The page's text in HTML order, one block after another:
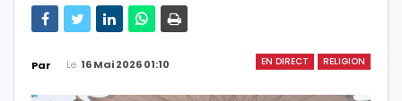
EN DIRECT RELIGION
Par Le 16 Mai 2026 01:10